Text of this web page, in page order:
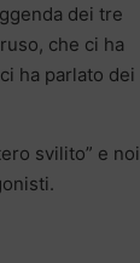
dei tre
che ci ha
ha parlato dei
svilito” e noi